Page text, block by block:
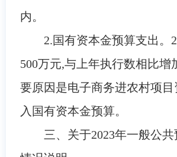
内。
2.国有资本金预算支出。
500万元,与上年执行数相比增
要原因是电子商务进农村项
入 国有资本金预算。
三、关于2023年一般公共